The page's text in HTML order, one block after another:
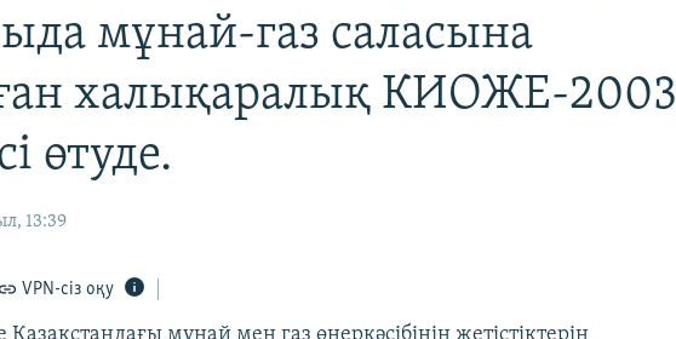
мұнай-газ саласына
халықаралық КИОЖЕ-2003
өтуде.
13:39
VPN-сіз оқу